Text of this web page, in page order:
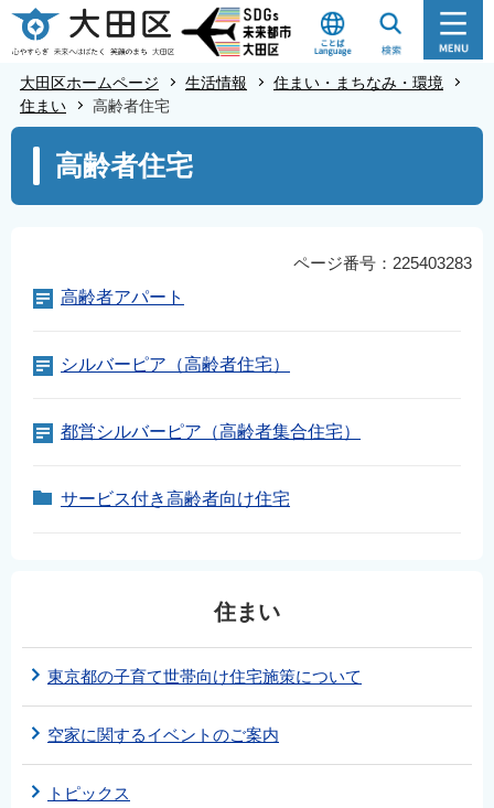
こ
の
ジ
大田区ホームページ 生活情報
住まい・まちなみ・環境
住まい
高齢者住宅
こ
高齢者住宅
ページ番号：225403283
高齢者アパート
シルバーピア（高齢者住宅）
都営シルバーピア（高齢者集合住宅）
サービス付き高齢者向け住宅
住まい
東京都の子育て世帯向け住宅施策について
空家に関するイベントのご案内
トピックス